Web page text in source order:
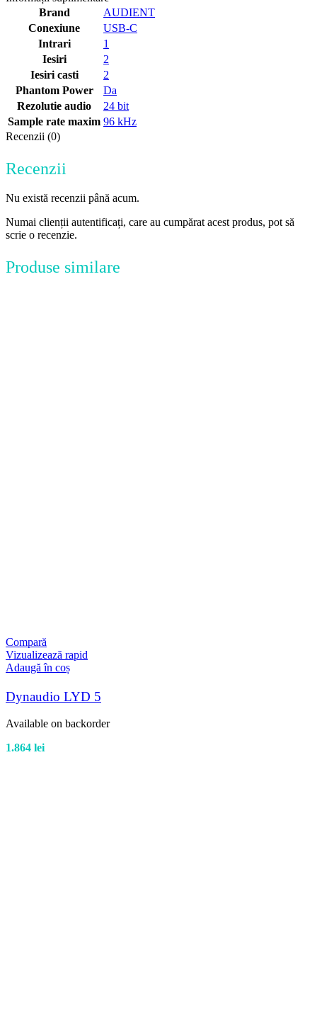
Brand
AUDIENT
Conexiune
USB-C
Intrari
1
Iesiri
2
Iesiri casti
2
Phantom Power
Da
Rezolutie audio
24 bit
Sample rate maxim 96 kHz
Recenzii (0)
Recenzii
Nu există recenzii până acum.
Numai clienții autentificați, care au cumpărat acest produs, pot să
scrie o recenzie.
Produse similare
Compară
Vizualizează rapid
Adaugă în coș
Dynaudio LYD 5
Available on backorder
1.864 lei